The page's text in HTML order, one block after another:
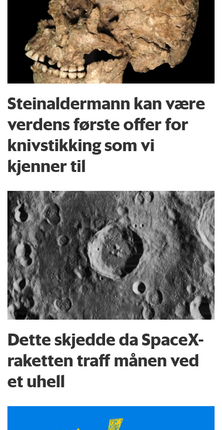
Steinaldermann kan være
verdens første offer for
knivstikking som vi
kjenner til
Dette skjedde da SpaceX-
raketten traff månen ved
et uhell